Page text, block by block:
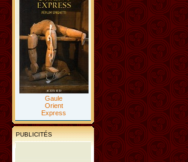
Gaule
Orient
Express
PUBLICITÉS